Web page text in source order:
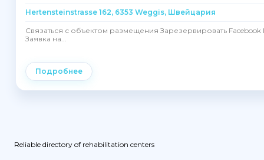
Hertensteinstrasse 162, 6353 Weggis, Швейцария
Связаться с объектом размещения Зарезервировать Facebook
Заявка на...
Подробнее
Reliable directory of rehabilitation centers